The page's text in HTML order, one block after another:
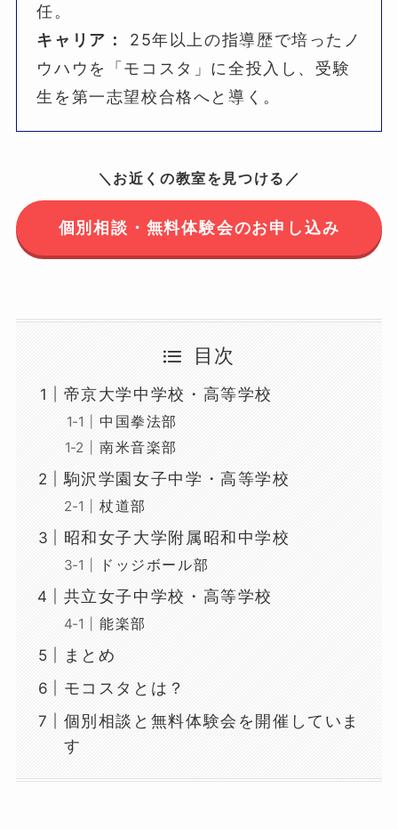
任。
キャリア：
25年以上の指導歴で培ったノ
ウハウを「モコスタ」に全投入し、受験
生を第一志望校合格へと導く。
＼お近くの教室を見つける／
個別相談・無料体験会のお申し込み
目次
帝京大学中学校・高等学校
中国拳法部
南米音楽部
駒沢学園女子中学・高等学校
杖道部
昭和女子大学附属昭和中学校
ドッジボール部
共立女子中学校・高等学校
能楽部
まとめ
モコスタとは？
個別相談と無料体験会を開催していま
す